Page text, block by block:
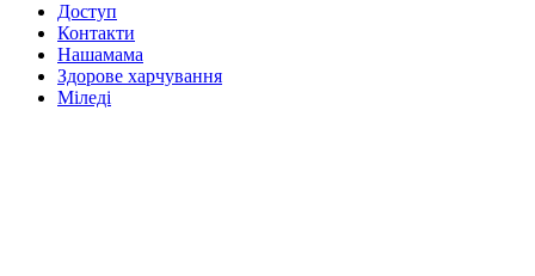
Доступ
Контакти
Нашамама
Здорове харчування
Міледі